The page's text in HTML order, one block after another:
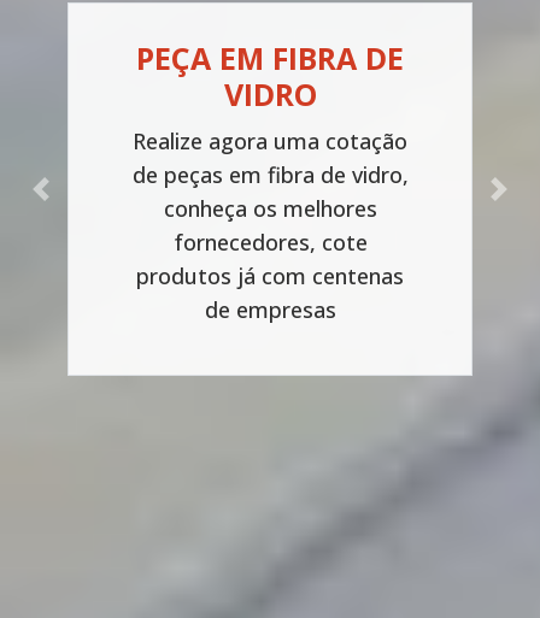
PEÇA EM FIBRA DE
VIDRO
Realize agora uma cotação
de peças em fibra de vidro,
conheça os melhores
fornecedores, cote
produtos já com centenas
de empresas
Previous Next